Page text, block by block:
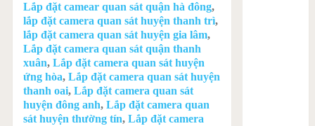
Lắp đặt camear quan sát quận hà đông,
lắp đặt camera quan sát huyện thanh trì,
lắp đặt camera quan sát huyện gia lâm,
Lắp đặt camera quan sát quận thanh
xuân, Lắp đặt camera quan sát huyện
ứng hòa, Lắp đặt camera quan sát huyện
thanh oai, Lắp đặt camera quan sát
huyện đông anh, Lắp đặt camera quan
sát huyện thường tín, Lắp đặt camera